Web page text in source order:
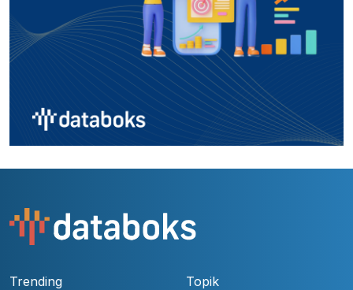
Trending Topik